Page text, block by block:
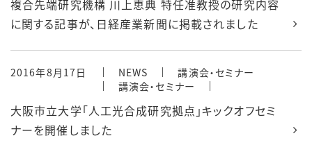
複合先端研究機構 川上恵典 特任准教授の研究内容
に関する記事が、日経産業新聞に掲載されました
2016年8月17日 NEWS
講演会・セミナー
講演会・セミナー
大阪市立大学「人工光合成研究拠点」キックオフセミ
ナーを開催しました